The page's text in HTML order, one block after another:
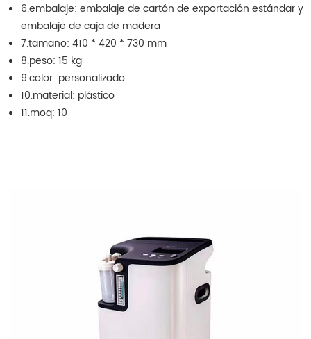
6.embalaje: embalaje de cartón de exportación estándar y
embalaje de caja de madera
7.tamaño: 410 * 420 * 730 mm
8.peso: 15 kg
9.color: personalizado
10.material: plástico
11.moq: 10